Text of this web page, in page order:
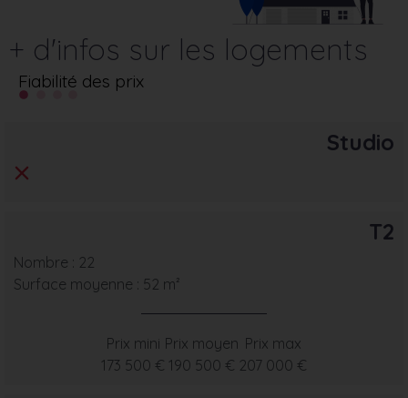
+ d'infos sur les logements
Fiabilité des prix
Studio
T2
Nombre : 22
Surface moyenne : 52 m²
Prix mini
173 500 €
Prix moyen
190 500 €
Prix max
207 000 €